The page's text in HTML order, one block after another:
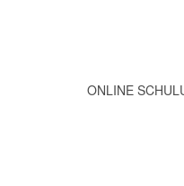
ONLINE